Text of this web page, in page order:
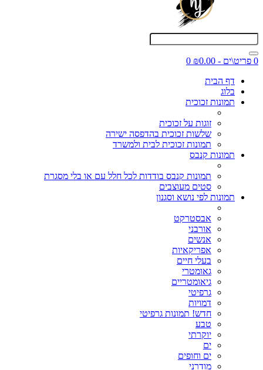
0 פריט\ים - ₪0.00
0
דף הבית
בלוג
תמונות זכוכית
זוגות על זכוכית
שלשות זכוכית בהדפסה ישירה
תמונות זכוכית לבית ולמשרד
תמונות קנבס
תמונות קנבס בודדות לכל חלל עם או בלי מסגרת
סטים מעוצבים
תמונות לפי נושא וסגנון
אבסטרקט
אורבני
אנשים
אפריקאיות
בעלי חיים
גאומטרי
גיאומטריים
גרפיטי
דמויות
חדש! תמונות גרפיטי
טבע
יוקרתי
ים
ים וחופים
מודרני